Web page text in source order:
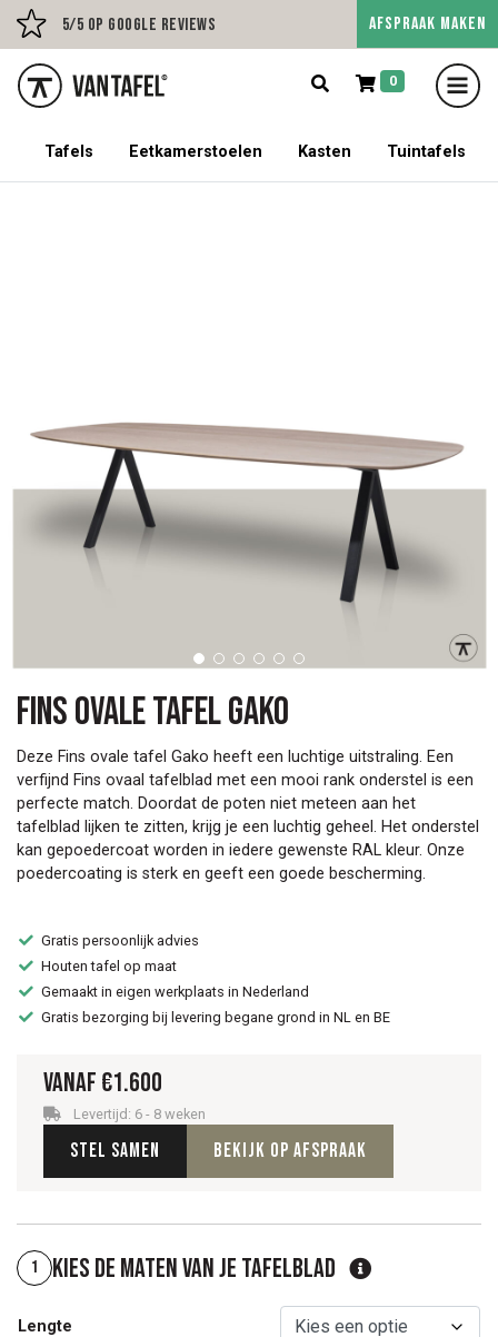
5/5 op Google Reviews Persoonlijk advies op
AFSPRAAK MAKEN
0
5% korting op een tafel met stoelen!
Tafels Eetkamerstoelen Kasten Tuintafels
Fins ovale tafel Gako
Deze Fins ovale tafel Gako heeft een luchtige uitstraling. Een
verfijnd Fins ovaal tafelblad met een mooi rank onderstel is een
perfecte match. Doordat de poten niet meteen aan het
tafelblad lijken te zitten, krijg je een luchtig geheel. Het onderstel
kan gepoedercoat worden in iedere gewenste RAL kleur. Onze
poedercoating is sterk en geeft een goede bescherming.
Gratis persoonlijk advies
Houten tafel op maat
Gemaakt in eigen werkplaats in Nederland
Gratis bezorging bij levering begane grond in NL en BE
Vanaf €1.600
Levertijd: 6 - 8 weken
Stel samen Bekijk op afspraak
1 Kies de maten van je tafelblad
Lengte